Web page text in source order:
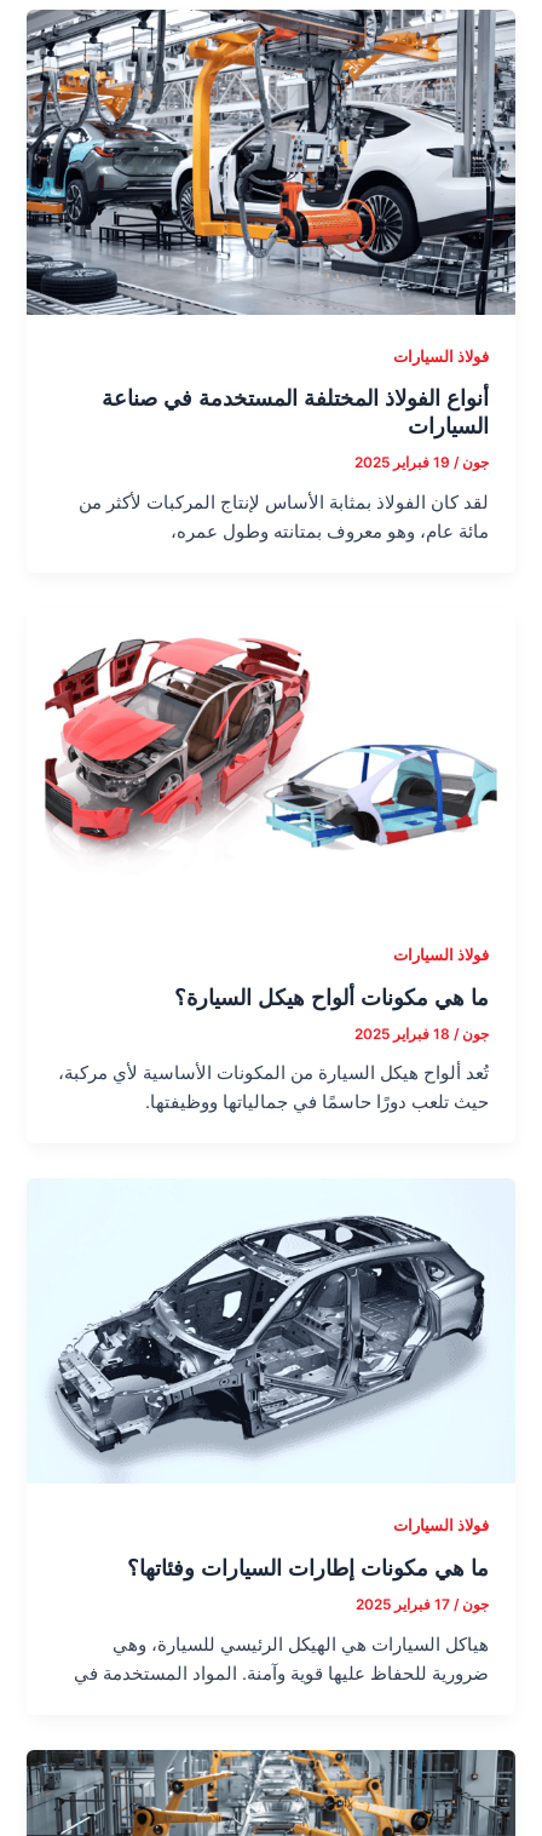
فولاذ السيارات
أنواع الفولاذ المختلفة المستخدمة في صناعة
السيارات
جون/ 19 فبراير 2025
لقد كان الفولاذ بمثابة الأساس لإنتاج المركبات لأكثر من
مائة عام، وهو معروف بمتانته وطول عمره،
فولاذ السيارات
ما هي مكونات ألواح هيكل السيارة؟
جون/ 18 فبراير 2025
تُعد ألواح هيكل السيارة من المكونات الأساسية لأي مركبة،
حيث تلعب دورًا حاسمًا في جمالياتها ووظيفتها.
فولاذ السيارات
ما هي مكونات إطارات السيارات وفئاتها؟
جون/17 فبراير 2025
هياكل السيارات هي الهيكل الرئيسي للسيارة، وهي
ضرورية للحفاظ عليها قوية وآمنة. المواد المستخدمة في